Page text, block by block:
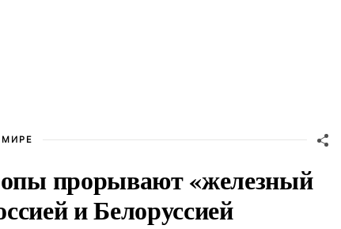
МИРЕ
прорывают «железный
и Белоруссией